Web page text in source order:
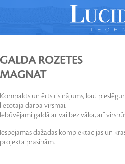
GALDA ROZETES
MAGNAT
Kompakts un ērts risinājums, kad
lietotāja darba virsmai.
Iebūvējami galdā ar vai bez vāka, arī
Iespējamas dažādas komplektācijas un
projekta prasībām.